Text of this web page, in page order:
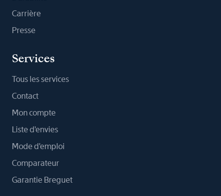
Carrière
Presse
Services
Tous les services
Contact
Mon compte
Liste d'envies
Mode d'emploi
Comparateur
Garantie Breguet